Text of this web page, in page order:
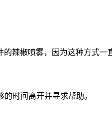
辣椒喷雾，因为这种方式一
时间离开并寻求帮助。